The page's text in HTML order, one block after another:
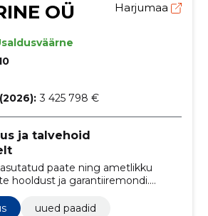
OÜ Harjumaa
3 425 798 €
ja talvehoid
paate ning ametlikku
hooldust ja garantiiremondi.
varuosi, registreerimist ja
omamine oleks lihtne.
uued paadid